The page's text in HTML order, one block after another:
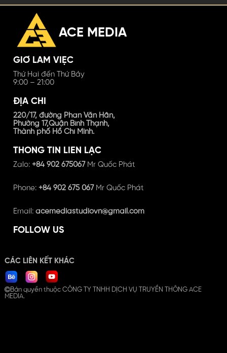
ACE MEDIA
GIỜ LÀM VIỆC
Thứ Hai đến Thứ Bảy
9:00 – 21:00
ĐỊA CHỈ
220/17, đường Phan Văn Hân,
Phường 17,Quận Bình Thạnh,
Thành phố Hồ Chí Minh.
THÔNG TIN LIÊN LẠC
Zalo: +84 902 675067 Mr Quốc Phát
Phone: +84 902 675 067 Mr Quốc Phát
Email:acemediastudiovn@gmail.com
FOLLOW US
CÁC LIÊN KẾT KHÁC
Bản quyền thuộc CÔNG TY TNHH DỊCH VỤ TRUYỀN THÔNG ACE
MEDIA.